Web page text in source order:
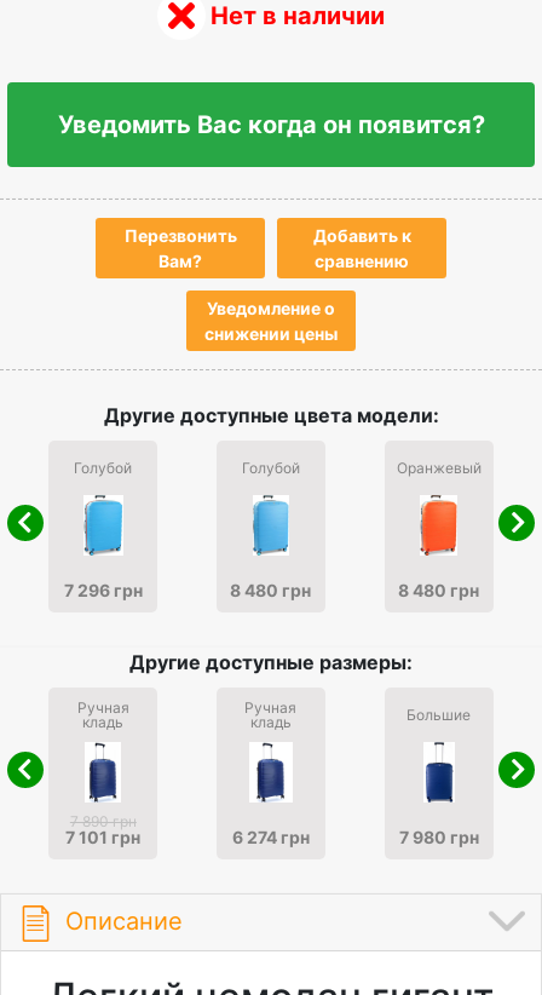
Нет в наличии
Уведомить Вас когда он появится?
Перезвонить
Вам?
Добавить к
сравнению
Уведомление о
снижении цены
Другие доступные цвета модели:
Голубой
7 296 грн
Голубой
8 480 грн
Оранжевый
8 480 грн
Другие доступные размеры:
Ручная
кладь
7 890 грн
7 101 грн
Ручная
кладь
6 274 грн
Большие
7 980 грн
Описание